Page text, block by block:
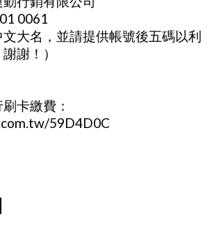
0061
文大名，並請提供帳號後五碼以利
謝！）
卡繳費：
59D4D0C